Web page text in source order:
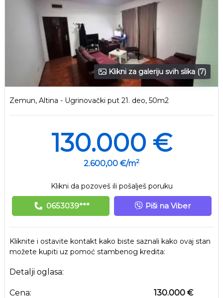
Klikni za galeriju svih slika (7)
Zemun, Altina - Ugrinovački put 21. deo, 50m2
130.000 €
2.600,00 €/m2
Klikni da pozoveš ili pošalješ poruku
0653039*** Piši na Viber
Kliknite i ostavite kontakt kako biste saznali kako ovaj stan
možete kupiti uz pomoć stambenog kredita:
Detalji oglasa:
Cena:
130.000 €